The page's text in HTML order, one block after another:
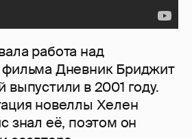
работа над
Дневник Бриджит
в 2001 году.
новеллы Хелен
знал её, поэтом он